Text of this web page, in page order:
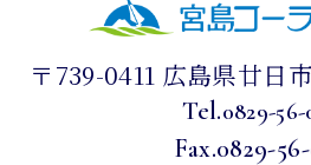
〒739-0411 広島県廿日
Tel.0829-56-
Fax.0829-